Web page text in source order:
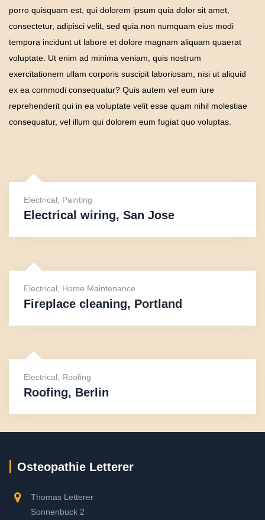
porro quisquam est, qui dolorem ipsum quia dolor sit amet,
consectetur, adipisci velit, sed quia non numquam eius modi
tempora incidunt ut labore et dolore magnam aliquam quaerat
voluptate. Ut enim ad minima veniam, quis nostrum
exercitationem ullam corporis suscipit laboriosam, nisi ut aliquid
ex ea commodi consequatur? Quis autem vel eum iure
reprehenderit qui in ea voluptate velit esse quam nihil molestiae
consequatur, vel illum qui dolorem eum fugiat quo voluptas.
Electrical Painting
Electrical wiring, San Jose
Electrical Home Maintenance
Fireplace cleaning, Portland
Electrical Roofing
Roofing, Berlin
Osteopathie Letterer
Thomas Letterer
Sonnenbuck 2